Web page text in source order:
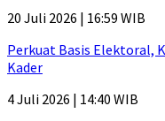
20 Juli 2026 | 16:59 WIB
Perkuat Basis Elektoral,
Kader
4 Juli 2026 | 14:40 WIB